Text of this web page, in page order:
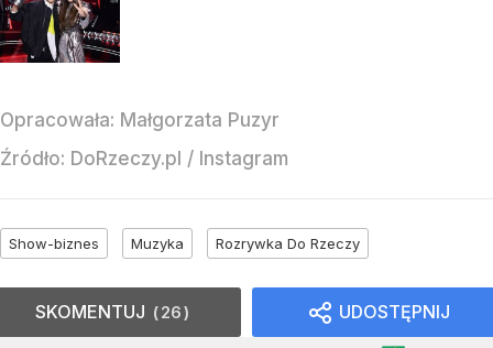
Opracowała: Małgorzata Puzyr
Źródło: DoRzeczy.pl / Instagram
Show-biznes Muzyka Rozrywka Do Rzeczy
UDOSTĘPNIJ
SKOMENTUJ 26